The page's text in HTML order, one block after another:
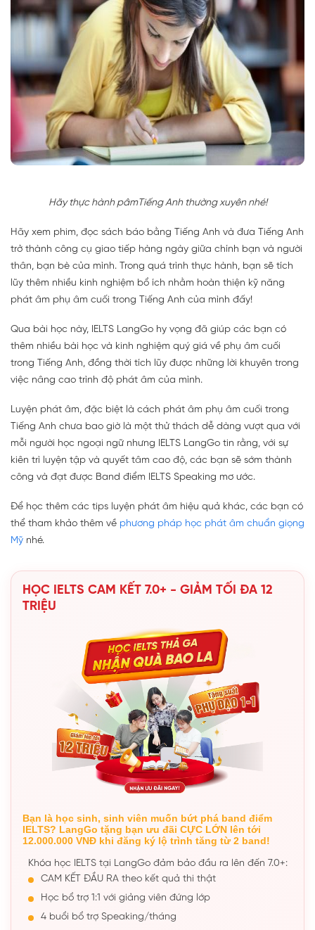
Hãy thực hành pâmTiếng Anh thường xuyên nhé!
Hãy xem phim, đọc sách báo bằng Tiếng Anh và đưa Tiếng Anh
trở thành công cụ giao tiếp hàng ngày giữa chính bạn và người
thân, bạn bè của mình. Trong quá trình thực hành, bạn sẽ tích
lũy thêm nhiều kinh nghiệm bổ ích nhằm hoàn thiện kỹ năng
phát âm phụ âm cuối trong Tiếng Anh của mình đấy!
Qua bài học này, IELTS LangGo hy vọng đã giúp các bạn có
thêm nhiều bài học và kinh nghiệm quý giá về phụ âm cuối
trong Tiếng Anh, đồng thời tích lũy được những lời khuyên trong
việc nâng cao trình độ phát âm của mình.
Luyện phát âm, đặc biệt là cách phát âm phụ âm cuối trong
Tiếng Anh chưa bao giờ là một thử thách dễ dàng vượt qua với
mỗi người học ngoại ngữ nhưng IELTS LangGo tin rằng, với sự
kiên trì luyện tập và quyết tâm cao độ, các bạn sẽ sớm thành
công và đạt được Band điểm IELTS Speaking mơ ước.
Để học thêm các tips luyện phát âm hiệu quả khác, các bạn có
thể tham khảo thêm về phương pháp học phát âm chuẩn giọng
Mỹ nhé.
HỌC IELTS CAM KẾT 7.0+ - GIẢM TỐI ĐA 12
TRIỆU
Bạn là học sinh, sinh viên muốn bứt phá band điểm
IELTS? LangGo tặng bạn ưu đãi CỰC LỚN lên tới
12.000.000 VNĐ khi đăng ký lộ trình tăng từ 2 band!
Khóa học IELTS tại LangGo đảm bảo đầu ra lên đến 7.0+:
CAM KẾT ĐẦU RA theo kết quả thi thật
Học bổ trợ 1:1 với giảng viên đứng lớp
4 buổi bổ trợ Speaking/tháng